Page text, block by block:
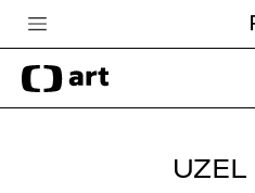
Česká televize
Zpravodajství